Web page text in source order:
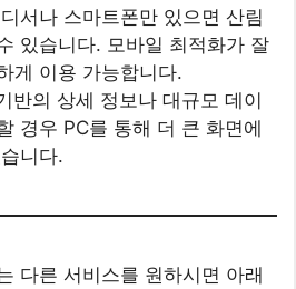
서나 스마트폰만 있으면 산림
있습니다. 모바일 최적화가 잘
게 이용 가능합니다.
반의 상세 정보나 대규모 데이
경우 PC를 통해 더 큰 화면에
니다.
다른 서비스를 원하시면 아래